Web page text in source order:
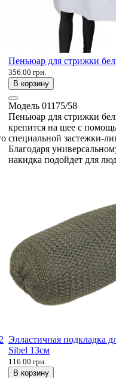
Пеньюар для стрижки
356.00 грн.
В корзину
Модель 01175/58
Пеньюар для стрижки
крепится на шее с
специальной застежки-
Благодаря
накидка подойдет для
Элластичная подкладка
Sibel 13см
116.00 грн.
В корзину